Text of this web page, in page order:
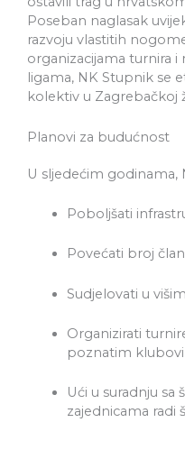
Poseban naglasak
razvoju vlastitih
organizacijama turnira
ligama, NK Stupnik se
kolektiv u Zagrebačkoj
Planovi za budućnost
U sljedećim godinama,
Poboljšati
Povećati broj
Sudjelovati u
Organizirati
poznatim
Ući u suradnju sa
zajednicama radi